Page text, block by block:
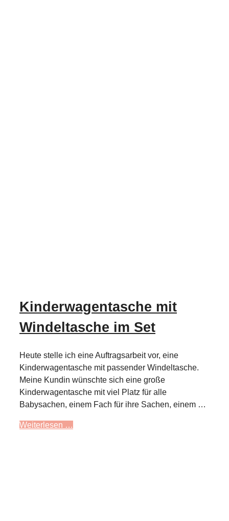
Kinderwagentasche mit
Windeltasche im Set
Heute stelle ich eine Auftragsarbeit vor, eine
Kinderwagentasche mit passender Windeltasche.
Meine Kundin wünschte sich eine große
Kinderwagentasche mit viel Platz für alle
Babysachen, einem Fach für ihre Sachen, einem …
Weiterlesen …